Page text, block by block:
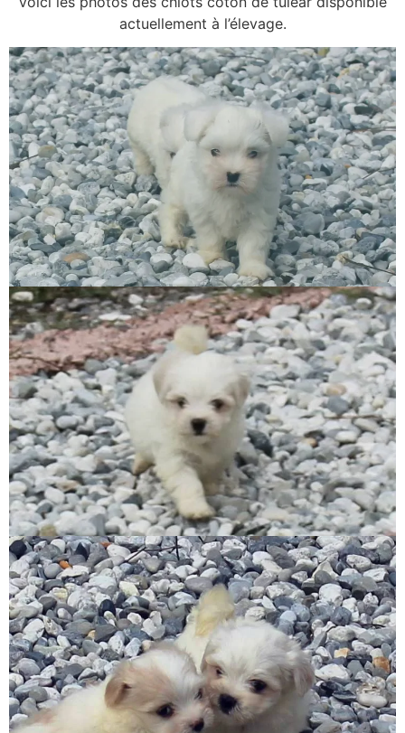
actuellement à l’élevage.